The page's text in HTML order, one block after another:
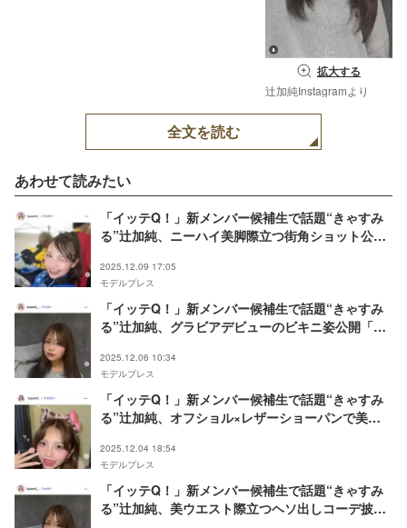
拡大する
辻加純Instagramより
全文を読む
あわせて読みたい
「イッテQ！」新メンバー候補生で話題“きゃすみ
る”辻加純、ニーハイ美脚際立つ街角ショット公開
2025.12.09 17:05
モデルプレス
「イッテQ！」新メンバー候補生で話題“きゃすみ
る”辻加純、グラビアデビューのビキニ姿公開「健
2025.12.06 10:34
モデルプレス
「イッテQ！」新メンバー候補生で話題“きゃすみ
る”辻加純、オフショル×レザーショーパンで美ボ
の声
2025.12.04 18:54
モデルプレス
「イッテQ！」新メンバー候補生で話題“きゃすみ
る”辻加純、美ウエスト際立つヘソ出しコーデ披露